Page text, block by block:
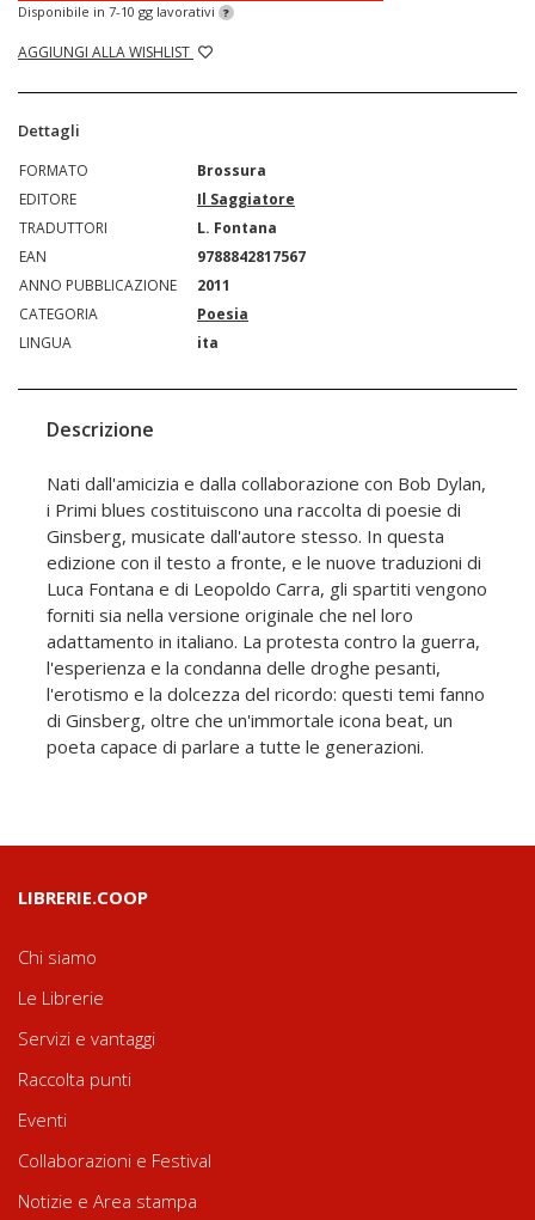
Disponibile in 7-10 gg lavorativi ?
AGGIUNGI ALLA WISHLIST
Dettagli
FORMATO
Brossura
EDITORE
Il Saggiatore
TRADUTTORI
L. Fontana
EAN
9788842817567
ANNO PUBBLICAZIONE
2011
CATEGORIA
Poesia
LINGUA
ita
Descrizione
Nati dall'amicizia e dalla collaborazione con Bob Dylan,
i Primi blues costituiscono una raccolta di poesie di
Ginsberg, musicate dall'autore stesso. In questa
edizione con il testo a fronte, e le nuove traduzioni di
Luca Fontana e di Leopoldo Carra, gli spartiti vengono
forniti sia nella versione originale che nel loro
adattamento in italiano. La protesta contro la guerra,
l'esperienza e la condanna delle droghe pesanti,
l'erotismo e la dolcezza del ricordo: questi temi fanno
di Ginsberg, oltre che un'immortale icona beat, un
poeta capace di parlare a tutte le generazioni.
LIBRERIE.COOP
Chi siamo
Le Librerie
Servizi e vantaggi
Raccolta punti
Eventi
Collaborazioni e Festival
Notizie e Area stampa